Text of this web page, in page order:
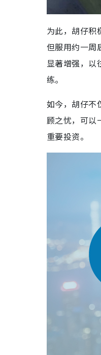
为此，胡仔
但服用约一周
显著增强，以
练。
如今，胡仔不
顾之忧，可以
重要投资。